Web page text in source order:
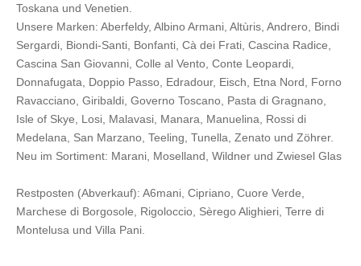
Toskana und Venetien.
Unsere Marken: Aberfeldy, Albino Armani Altùris Andrero Bindi
Sergardi Biondi-Santi Bonfanti Cà dei Frati Cascina Radice
Cascina San Giovanni Colle al Vento Conte Leopardi
Donnafugata
Doppio Passo Edradour, Eisch Etna Nord
Forno
Ravacciano Giribaldi Governo Toscano Pasta di Gragnano
Isle of Skye
Losi Malavasi Manara Manuelina
Rossi di
Medelana
San Marzano Teeling Tunella Zenato und Zöhrer.
Neu im Sortiment: Marani, Moselland Wildner und Zwiesel Glas
Restposten (Abverkauf): A6mani Cipriano Cuore Verde
Marchese di Borgosole
Rigoloccio Sèrego Alighieri Terre di
Montelusa und Villa Pani